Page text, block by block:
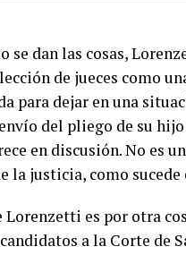
se dan las cosas,
de jueces como
para dejar en una
del pliego de su hijo
en discusión. No es
la justicia, como
Lorenzetti es por otra
a la Corte de